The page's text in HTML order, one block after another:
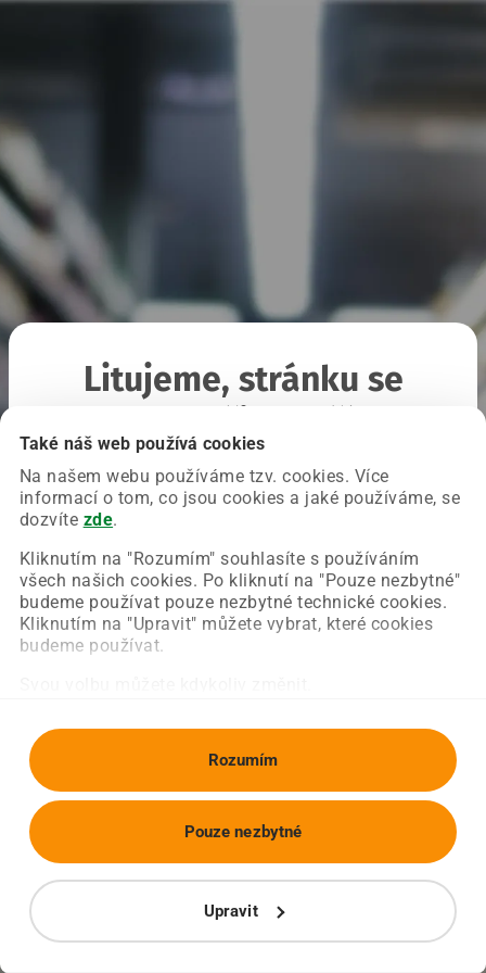
Také náš web používá cookies
Na našem webu používáme tzv. cookies. Více
informací o tom, co jsou cookies a jaké používáme, se
dozvíte zde.
Kliknutím na "Rozumím" souhlasíte s používáním
všech našich cookies. Po kliknutí na "Pouze nezbytné"
budeme používat pouze nezbytné technické cookies.
Kliknutím na "Upravit" můžete vybrat, které cookies
budeme používat.
Rozumím
Upravit
Pouze nezbytné
Litujeme, stránku se
Chyba nastala na naší straně a už ji opravujeme.
Zkuste prosím znovu načíst požadovanou stránku.
Obnovit stránku Úvodní strana